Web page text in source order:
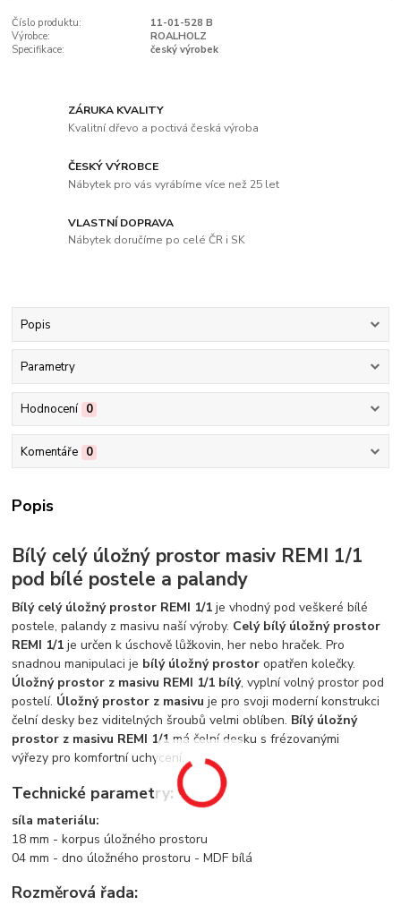
Číslo produktu:
11-01-528 B
Výrobce:
ROALHOLZ
Specifikace:
český výrobek
ZÁRUKA KVALITY
Kvalitní dřevo a poctivá česká výroba
ČESKÝ VÝROBCE
Nábytek pro vás vyrábíme více než 25 let
VLASTNÍ DOPRAVA
Nábytek doručíme po celé ČR i SK
Popis
Parametry
Hodnocení 0
Komentáře 0
Popis
Bílý celý úložný prostor masiv REMI 1/1
pod bílé postele a palandy
Bílý celý úložný prostor REMI 1/1 je vhodný pod veškeré bílé
postele, palandy z masivu naší výroby. Celý bílý úložný prostor
REMI 1/1 je určen k úschově lůžkovin, her nebo hraček. Pro
snadnou manipulaci je bílý úložný prostoropatřen kolečky.
Úložný prostor z masivu REMI 1/1 bílý, vyplní volný prostor pod
postelí. Úložný prostor z masivuje pro svoji moderní konstrukci
čelní desky bez viditelných šroubů velmi oblíben. Bílý úložný
prostor z masivu REMI 1/1má čelní desku s frézovanými
výřezy pro komfortní uchycení.
Technické parametry:
síla materiálu:
18 mm - korpus úložného prostoru
04 mm - dno úložného prostoru - MDF bílá
Rozměrová řada: